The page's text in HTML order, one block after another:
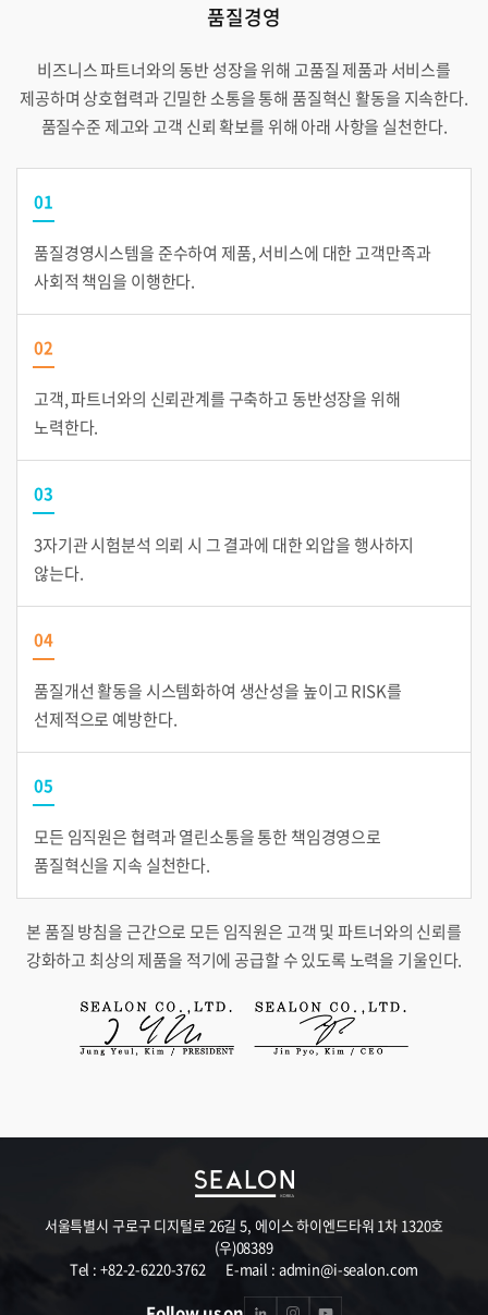
품질경영
비즈니스 파트너와의 동반 성장을 위해 고품질 제품과 서비스를
제공하며 상호협력과 긴밀한 소통을 통해 품질혁신 활동을 지속한다.
품질수준 제고와 고객 신뢰 확보를 위해 아래 사항을 실천한다.
01
품질경영시스템을 준수하여 제품, 서비스에 대한 고객만족과
사회적 책임을 이행한다.
02
고객, 파트너와의 신뢰관계를 구축하고 동반성장을 위해
노력한다.
03
3자기관 시험분석 의뢰 시 그 결과에 대한 외압을 행사하지
않는다.
04
품질개선 활동을 시스템화하여 생산성을 높이고 RISK를
선제적으로 예방한다.
05
모든 임직원은 협력과 열린소통을 통한 책임경영으로
품질혁신을 지속 실천한다.
본 품질 방침을 근간으로 모든 임직원은 고객 및 파트너와의 신뢰를
강화하고 최상의 제품을 적기에 공급할 수 있도록 노력을 기울인다.
서울특별시 구로구 디지털로 26길 5, 에이스 하이엔드타워 1차 1320호
(우)08389
Tel : +82-2-6220-3762
E-mail : admin@i-sealon.com